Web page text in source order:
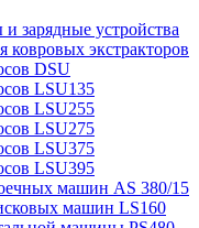
зарядные устройства
экстракторов
DSU
LSU135
LSU255
LSU275
LSU375
LSU395
машин AS 380/15
машин LS160